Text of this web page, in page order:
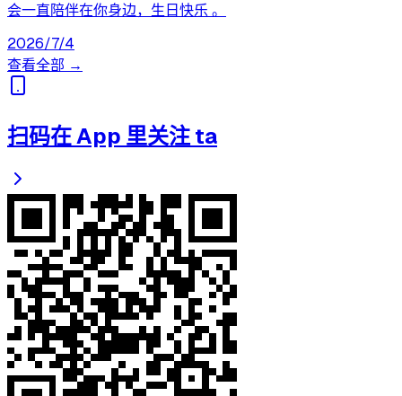
会一直陪伴在你身边，生日快乐 。‌‌‌
2026/7/4
查看全部 →
扫码在 App 里关注 ta